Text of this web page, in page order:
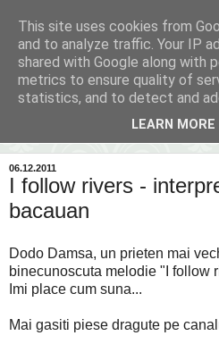
Inima Bacăului
Din inima Bacăului...spre inima
06.12.2011
I follow rivers -
bacauan
Dodo Damsa, un prieten mai
binecunoscuta melodie "I follow
Imi place cum suna...
Mai gasiti piese dragute pe
This site uses cookies from
and to analyze traffic. Your IP
shared with Google along with
metrics to ensure quality of
statistics, and to detect and
LEARN MORE